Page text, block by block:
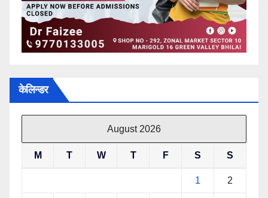
केलिन्डर
August 2026
M T W T F S S
1 2